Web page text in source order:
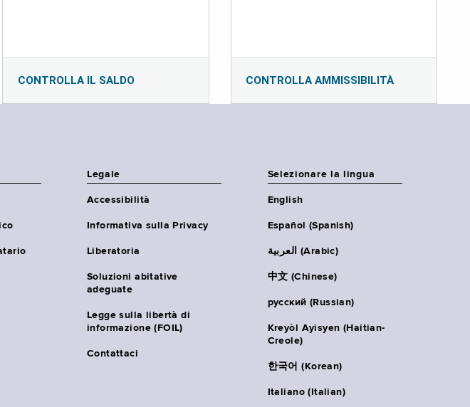
CONTROLLA IL SALDO CONTROLLA AMMISSIBILITÀ
Legale
Accessibilità
Informativa sulla Privacy
Liberatoria
Soluzioni abitative
adeguate
Legge sulla libertà di
informazione (FOIL)
Contattaci
Selezionare la lingua
English
Español (Spanish)
العربية (Arabic)
中文 (Chinese)
русский (Russian)
Kreyòl Ayisyen (Haitian-
Creole)
한국어 (Korean)
Italiano (Italian)